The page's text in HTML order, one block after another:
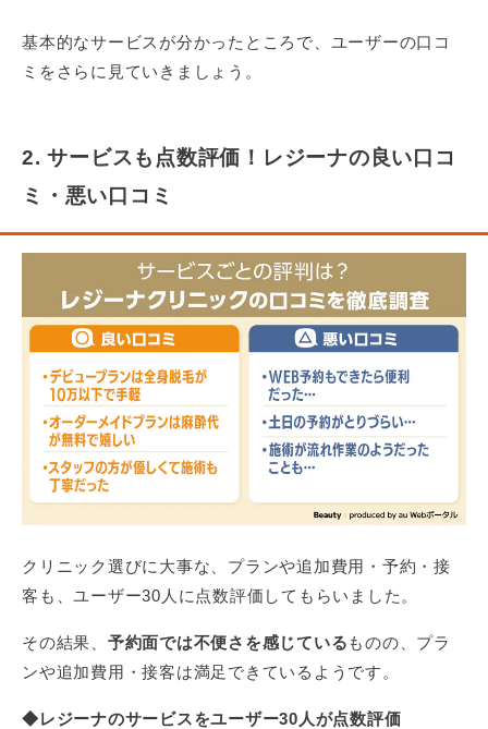
基本的なサービスが分かったところで、ユーザーの口コ
ミをさらに見ていきましょう。
2. サービスも点数評価！レジーナの良い口コ
ミ・悪い口コミ
クリニック選びに大事な、プランや追加費用・予約・接
客も、ユーザー30人に点数評価してもらいました。
その結果、 予約面では不便さを感じている ものの、プラ
ンや追加費用・接客は満足できているようです。
◆レジーナのサービスをユーザー30人が点数評価